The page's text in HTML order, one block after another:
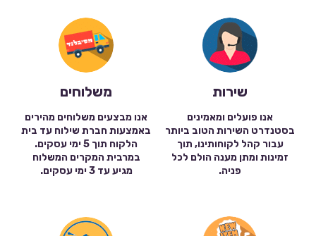
שירות
אנו פועלים ומאמינים
בסטנדרט השירות הטוב ביותר
עבור קהל לקוחותינו, תוך
זמינות ומתן מענה הולם לכל
פניה.
משלוחים
אנו מבצעים משלוחים מהירים
באמצעות חברת שילוח עד בית
הלקוח תוך 5 ימי עסקים.
במרבית המקרים המשלוח
מגיע עד 3 ימי עסקים.